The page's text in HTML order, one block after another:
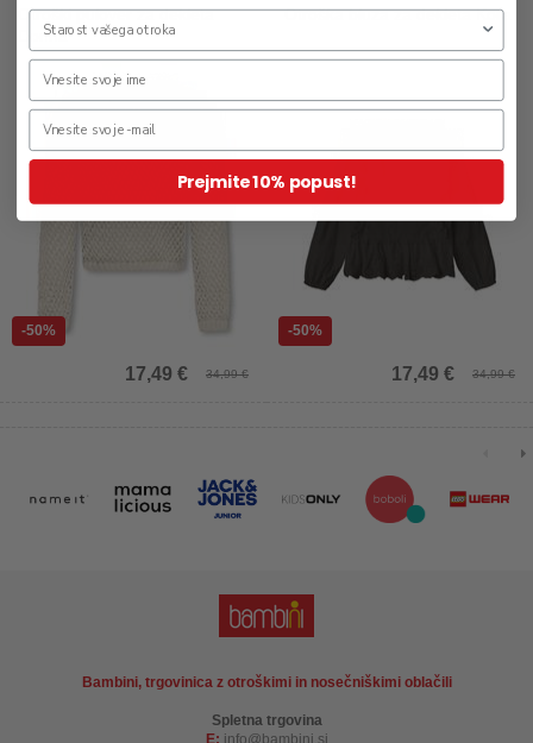
-50%
Otroški pulover za dekleta
Donna
34,99 €
17,49 €
-50%
Otroška bluza za dekleta Kora
34,99 €
17,49 €
Bambini, trgovinica z otroškimi in nosečniškimi oblačili
Spletna trgovina
E: info bambini.si
Prejmite 10% popust!